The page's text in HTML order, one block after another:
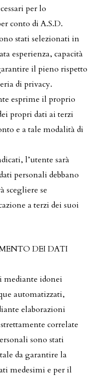
per lo
conto di A.S.D.
stati selezionati in
esperienza, capacità
il pieno rispetto
di privacy.
esprime il proprio
propri dati ai terzi
e a tale modalità di
l’utente sarà
personali debbano
scegliere se
a terzi dei suoi
DEI DATI
mediante idonei
automatizzati,
elaborazioni
correlate
sono stati
da garantire la
medesimi e per il